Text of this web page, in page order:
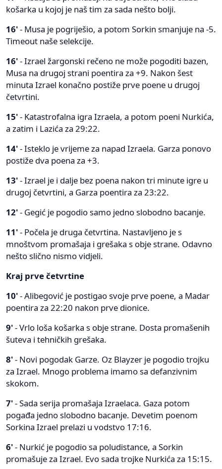
košarka u kojoj je naš tim za sada nešto bolji.
16'- Musa je pogriješio, a potom Sorkin smanjuje na -5.
Timeout naše selekcije.
16'- Izrael žargonski rečeno ne može pogoditi bazen,
Musa na drugoj strani poentira za +9. Nakon šest
minuta Izrael konačno postiže prve poene u drugoj
četvrtini.
15'- Katastrofalna igra Izraela, a potom poeni Nurkića,
a zatim i Lazića za 29:22.
14'- Isteklo je vrijeme za napad Izraela. Garza ponovo
postiže dva poena za +3.
13'- Izrael je i dalje bez poena nakon tri minute igre u
drugoj četvrtini, a Garza poentira za 23:22.
12'- Gegić je pogodio samo jedno slobodno bacanje.
11'- Počela je druga četvrtina. Nastavljeno je s
mnoštvom promašaja i grešaka s obje strane. Odavno
nešto slično nismo vidjeli.
Kraj prve četvrtine
10'- Alibegović je postigao svoje prve poene, a Madar
poentira za 22:20 nakon prve dionice.
9'- Vrlo loša košarka s obje strane. Dosta promašenih
šuteva i tehničkih grešaka.
8'- Novi pogodak Garze. Oz Blayzer je pogodio trojku
za Izrael. Mnogo problema imamo sa defanzivnim
skokom.
7'- Sada serija promašaja Izraelaca. Gaza potom
pogađa jedno slobodno bacanje. Devetim poenom
Sorkina Izrael prelazi u vodstvo 17:16.
6'- Nurkić je pogodio sa poludistance, a Sorkin
promašuje za Izrael. Evo sada trojke Nurkića za 15:15.